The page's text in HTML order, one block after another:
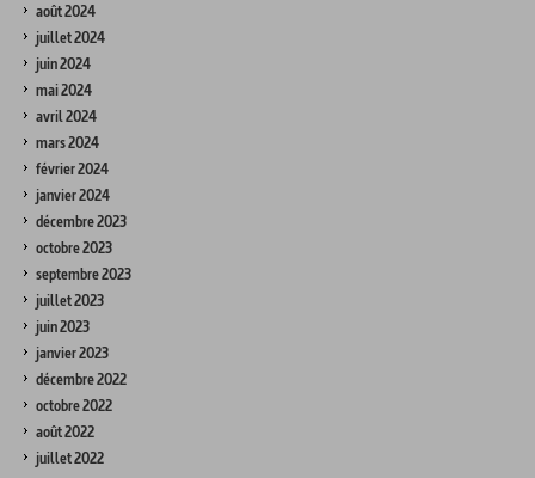
août 2024
juillet 2024
juin 2024
mai 2024
avril 2024
mars 2024
février 2024
janvier 2024
décembre 2023
octobre 2023
septembre 2023
juillet 2023
juin 2023
janvier 2023
décembre 2022
octobre 2022
août 2022
juillet 2022